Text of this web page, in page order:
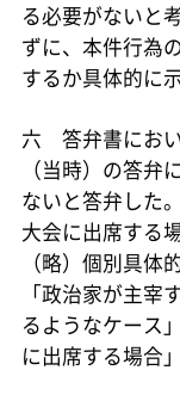
る必要がないと
ずに、本件行為
するか具体的に
六 答弁書にお
（当時）の答
ないと答弁した
大会に出席する
（略）個別具体
「政治家が主
るようなケース
に出席する場合